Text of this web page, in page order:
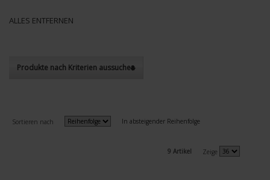
ALLES ENTFERNEN
Produkte nach Kriterien aussuchen
Sortieren nach In absteigender Reihenfolge
9 Artikel Zeige